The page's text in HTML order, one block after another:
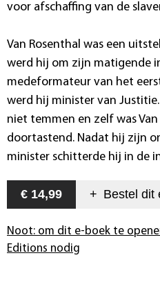
voor afschaffing van de
Van Rosenthal was een
werd hij om zijn matigende
medeformateur van het
werd hij minister van
niet temmen en zelf was
doortastend. Nadat hij zijn
minister schitterde hij in de
€ 14,99 + Bestel dit
Noot: om dit e-boek te
Editions nodig